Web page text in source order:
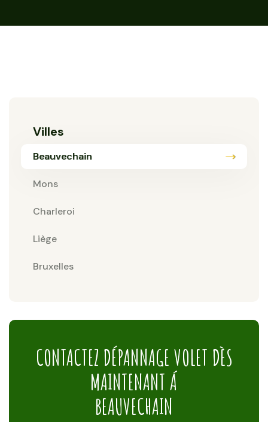
Villes
Beauvechain
Mons
Charleroi
Liège
Bruxelles
CONTACTEZ DÉPANNAGE VOLET DÈS
MAINTENANT Á
BEAUVECHAIN